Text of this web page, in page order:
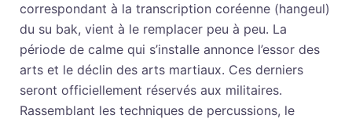
correspondant à la transcription coréenne (hangeul)
du su bak, vient à le remplacer peu à peu. La
période de calme qui s’installe annonce l’essor des
arts et le déclin des arts martiaux. Ces derniers
seront officiellement réservés aux militaires.
Rassemblant les techniques de percussions, le